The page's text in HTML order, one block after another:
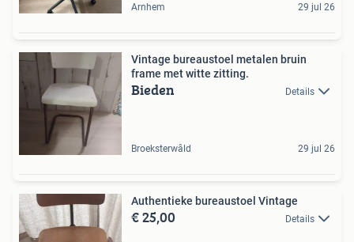
Arnhem 29 jul 26
Vintage bureaustoel metalen bruin
frame met witte zitting.
Bieden Details
Broeksterwâld 29 jul 26
Authentieke bureaustoel Vintage
€ 25,00 Details